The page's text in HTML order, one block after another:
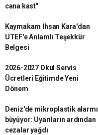
cana kast"
Kaymakam İhsan Kara'dan
UTEF'e Anlamlı Teşekkür
Belgesi
2026-2027 Okul Servis
Ücretleri Eğitimde Yeni
Dönem
Deniz'de mikroplastik alarmı
büyüyor: Uyarıların ardından
cezalar yağdı